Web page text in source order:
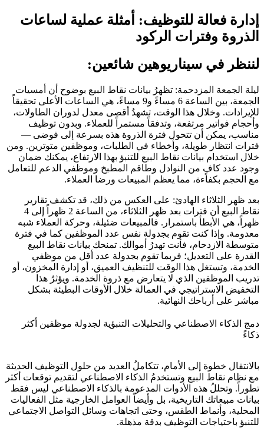
إدارة فعالة للتوظيف: أمثلة عملية لساعات
الذروة وفترات الركود
لننظر في سيناريوهين شائعين:
ليلة الجمعة المزدحمة: تظهرُ بيانات نقاط البيع بوضوح أن أمسيات
الجمعة، بين الساعة 6 مساءً و9 مساءً، هي الساعات الأعلى تحقيقاً
للإيرادات. وخلال هذا الوقت، تشهدُ أقصى معدل لدوران الطاولات،
وأحجام فواتير مرتفعة، وتدفقاً مستمراً للعملاء. وبدون توظيف
مناسب، يمكن أن تتحول فترة الذروة هذه بسرعة إلى فوضى —
فترات انتظار طويلة، وأخطاء في الطلبات، وموظفين متوترين. ومن
خلال استخدام بيانات نقاط البيع للتنبؤ بهذا الارتفاع، يمكنك ضمان
وجود عدد كافٍ من النوادل وطاقم المطبخ وموظفي الدعم للتعامل
مع الحجم بكفاءة، مما يعظم المبيعات ورضا العملاء.
بعد ظهر الثلاثاء الهادئ: على العكس من ذلك، قد تكشف تقارير
نقاط البيع أن فترات بعد ظهر الثلاثاء، من الساعة 2 ظهراً إلى 4
ظهراً، هي الأبطأ باستمرار. فالمبيعات ضئيلة، وحركة العملاء شبه
معدومة. وإذا كنت تقوم بجدولة نفس عدد الموظفين كما في فترة
متوسطة الازدحام، فأنت تهدرُ أموالك. تمنحك بيانات نقاط البيع
القدرة على التعديل؛ فربما تقوم بجدولة عدد أقل من موظفي
الخدمة، وتستغل هذا الوقت للتنظيف العميق، أو إدارة المخزون، أو
تدريب الموظفين الذي لا يتعارض مع ذروة الخدمة. ويؤثرُ هذا
التخفيض الاستراتيجي في العمالة خلال الأوقات البطيئة بشكل
مباشر على أرباحك النهائية.
دمج الذكاء الاصطناعي والتحليلات التنبؤية لجدولة موظفين أكثر
ذكاءً
بالانتقال خطوة إلى الأمام، تتكاملُ العديد من حلول التوظيف الحديثة
مع نظام نقاط البيع وتستخدمُ الذكاء الاصطناعي لتقديم توقعات أكثر
تطوراً. وتحللُ هذه الأدوات المدعومة بالذكاء الاصطناعي ليس فقط
بيانات مبيعاتك التاريخية، بل وأيضاً العوامل الخارجية مثل الفعاليات
المحلية، وأنماط الطقس، وحتى اتجاهات وسائل التواصل الاجتماعي
للتنبؤ باحتياجات التوظيف بدقة مذهلة.